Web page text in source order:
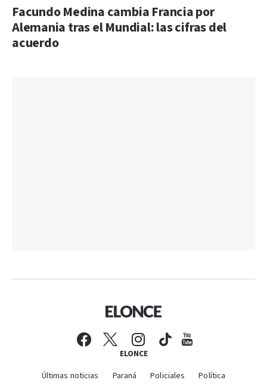
Facundo Medina cambia Francia por
Alemania tras el Mundial: las cifras del
acuerdo
ELONCE
Últimas noticias Paraná Policiales Política